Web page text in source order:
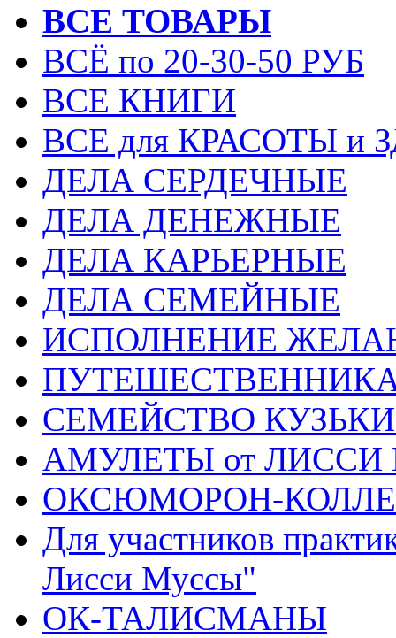
ВСЕ ТОВАРЫ
ВСЁ по 20-30-50 РУБ
ВСЕ КНИГИ
ВСЕ для КРАСОТЫ и
ДЕЛА СЕРДЕЧНЫЕ
ДЕЛА ДЕНЕЖНЫЕ
ДЕЛА КАРЬЕРНЫЕ
ДЕЛА СЕМЕЙНЫЕ
ИСПОЛНЕНИЕ
СЕМЕЙСТВО
АМУЛЕТЫ от
ОКСЮМОРОН-
Для участников
Лисси Муссы"
ОК-ТАЛИСМАНЫ